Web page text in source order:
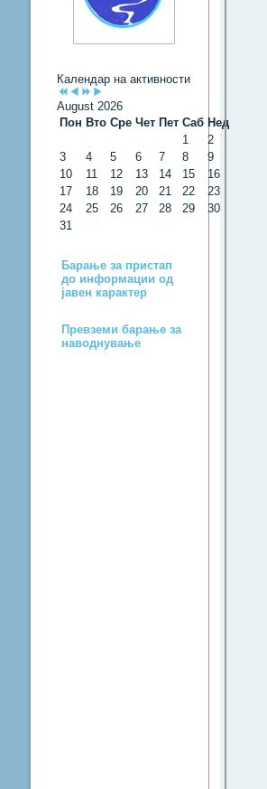
Календар на активности
August 2026
Пон Вто Сре Чет Пет Саб Нед
1
2
3
4 5 6 7 8
9
10
11 12 13 14 15
16
17
18 19 20 21 22
23
24
25 26 27 28 29
30
31
Барање за пристап
до информации од
јавен карактер
Превземи барање за
наводнување